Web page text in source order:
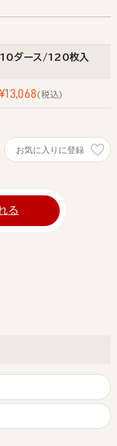
10ダース/120枚入
¥13,068 税込
お気に入りに登録
る